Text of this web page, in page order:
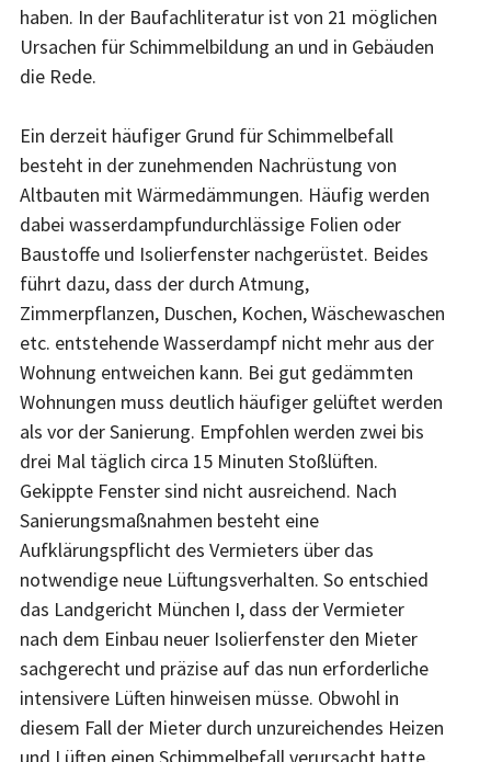
haben. In der Baufachliteratur ist von 21 möglichen
Ursachen für Schimmelbildung an und in Gebäuden
die Rede.
Ein derzeit häufiger Grund für Schimmelbefall
besteht in der zunehmenden Nachrüstung von
Altbauten mit Wärmedämmungen. Häufig werden
dabei wasserdampfundurchlässige Folien oder
Baustoffe und Isolierfenster nachgerüstet. Beides
führt dazu, dass der durch Atmung,
Zimmerpflanzen, Duschen, Kochen, Wäschewaschen
etc. entstehende Wasserdampf nicht mehr aus der
Wohnung entweichen kann. Bei gut gedämmten
Wohnungen muss deutlich häufiger gelüftet werden
als vor der Sanierung. Empfohlen werden zwei bis
drei Mal täglich circa 15 Minuten Stoßlüften.
Gekippte Fenster sind nicht ausreichend. Nach
Sanierungsmaßnahmen besteht eine
Aufklärungspflicht des Vermieters über das
notwendige neue Lüftungsverhalten. So entschied
das Landgericht München I, dass der Vermieter
nach dem Einbau neuer Isolierfenster den Mieter
sachgerecht und präzise auf das nun erforderliche
intensivere Lüften hinweisen müsse. Obwohl in
diesem Fall der Mieter durch unzureichendes Heizen